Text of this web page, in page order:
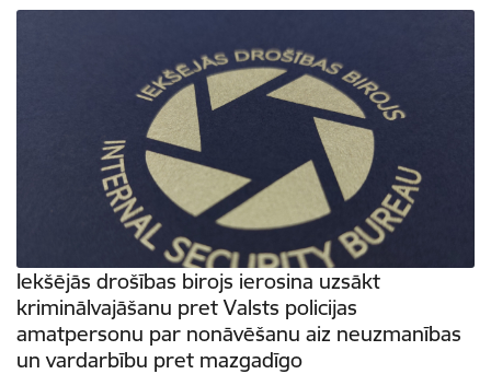
Iekšējās drošības birojs ierosina uzsākt
kriminālvajāšanu pret Valsts policijas
amatpersonu par nonāvēšanu aiz neuzmanības
un vardarbību pret mazgadīgo